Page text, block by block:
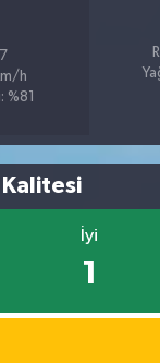
h
%81
Kalitesi
İyi
1